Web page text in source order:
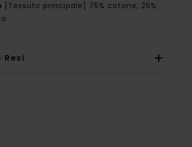
[Tessuto principale] 75% cotone, 25%
Resi